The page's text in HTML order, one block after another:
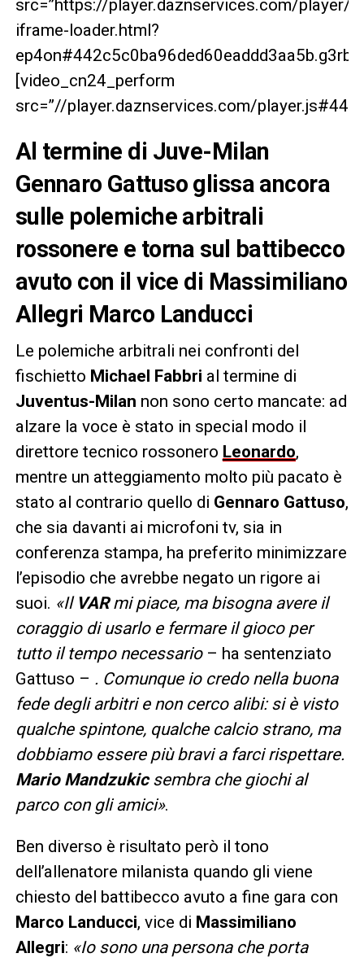
src=”https://player.daznservices.com/player/
iframe-loader.html?
[video_cn24_perform
src=”//player.daznservices.com/
Al termine di Juve-Milan
Gennaro Gattuso glissa ancora
sulle polemiche arbitrali
rossonere e torna sul battibecco
avuto con il vice di Massimiliano
Allegri Marco Landucci
Le polemiche arbitrali nei confronti del
fischietto Michael Fabbri al termine di
Juventus-Milan non sono certo mancate: ad
alzare la voce è stato in special modo il
direttore tecnico rossonero Leonardo,
mentre un atteggiamento molto più pacato è
stato al contrario quello di Gennaro Gattuso,
che sia davanti ai microfoni tv, sia in
conferenza stampa, ha preferito minimizzare
l’episodio che avrebbe negato un rigore ai
suoi. «Il VARmi piace, ma bisogna avere il
coraggio di usarlo e fermare il gioco per
tutto il tempo necessario – ha sentenziato
Gattuso – . Comunque io credo nella buona
fede degli arbitri e non cerco alibi: si è visto
qualche spintone, qualche calcio strano, ma
dobbiamo essere più bravi a farci rispettare.
Mario Mandzukicsembra che giochi al
parco con gli amici».
Ben diverso è risultato però il tono
dell’allenatore milanista quando gli viene
chiesto del battibecco avuto a fine gara con
Marco Landucci, vice di Massimiliano
Allegri: «Io sono una persona che porta